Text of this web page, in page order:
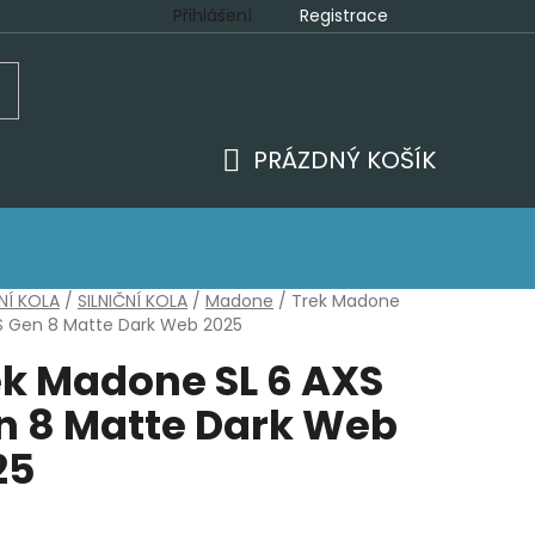
Přihlášení Registrace
PRÁZDNÝ KOŠÍK
KOLA / SILNIČNÍ KOLA / Madone / Trek Madone
Gen 8 Matte Dark Web 2025
Madone SL 6 AXS
8 Matte Dark Web